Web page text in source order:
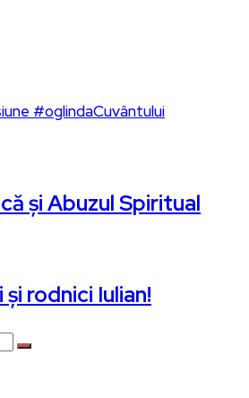
#oglindaCuvântului
și Abuzul Spiritual
rodnici Iulian!